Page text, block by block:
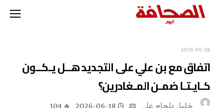
2026-06-18
اتفاق مع بن علي على التجديد هــل يـكــون
كـايـتـا ضمـن المـغادرين؟